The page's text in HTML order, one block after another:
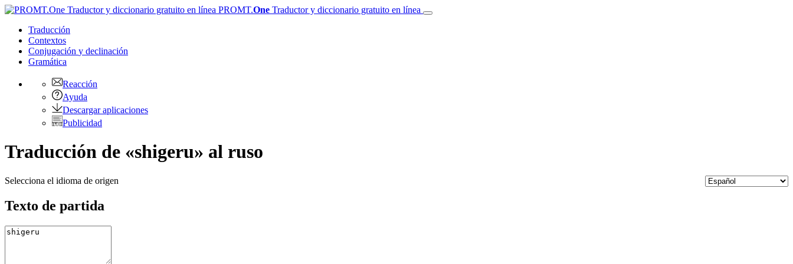
PROMT.One Traductor y diccionario gratuito en línea
Traducción
Contextos
Conjugación y declinación
Gramática
Reacción
Ayuda
Descargar aplicaciones
Publicidad
Traducción de «shigeru» al ruso
Selecciona el idioma de origen
Texto de partida